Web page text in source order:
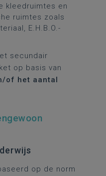
kleedruimtes en
ruimtes zoals
E.H.B.O.-
secundair
op basis van
of het aantal
op de norm